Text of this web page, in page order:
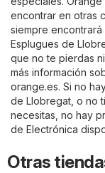
encontrar en otras
siempre
Esplugues de
que no te pierdas
más información
orange.es. Si no
de Llobregat, o no
necesitas, no hay
de Electrónica
Otras